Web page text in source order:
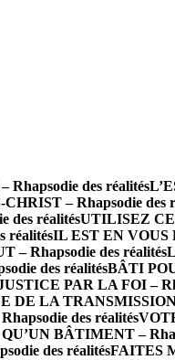
des réalités
– Rhapsodie des
des réalitésUTILISEZ CE
réalitésIL EST EN VOUS
– Rhapsodie des réalités
des réalitésBÂTI
PAR LA FOI –
DE LA TRANSMISSION
des réalités
BÂTIMENT –
des réalitésFAITES